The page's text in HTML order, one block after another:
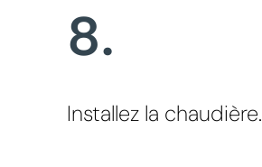
8.
Installez la chaudière.